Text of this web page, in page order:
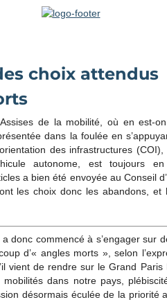
choix attendus
de la mobilité, où en est-
dans la foulée en
des infrastructures
autonome, est toujours
a bien été envoyée au Conseil
les choix donc les abandons, et
donc commencé à s’engager sur
d’« angles morts », selon
vient de rendre sur le Grand
mobilités dans notre pays,
désormais éculée de la priorité